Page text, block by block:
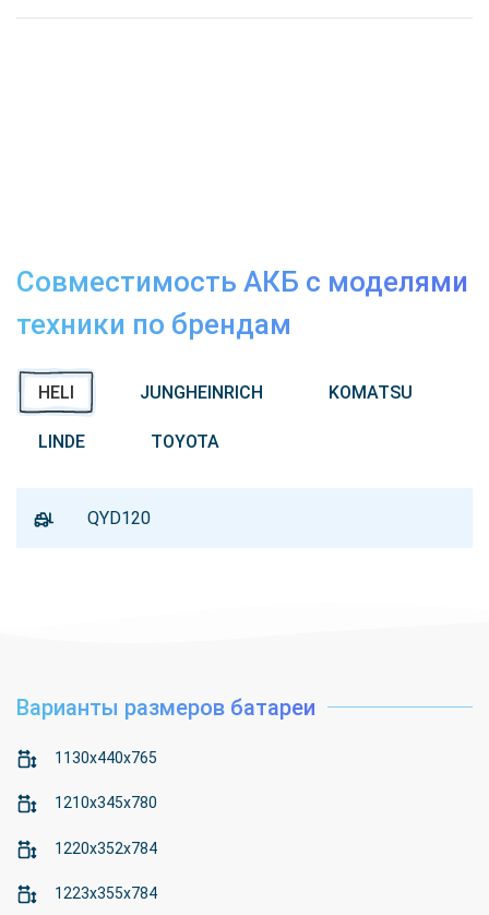
Совместимость АКБ с моделями
техники по брендам
HELI JUNGHEINRICH KOMATSU
LINDE TOYOTA
QYD120
Варианты размеров батареи
1130x440x765
1210x345x780
1220x352x784
1223x355x784